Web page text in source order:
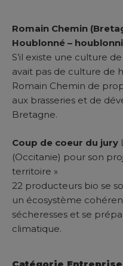
Romain Chemin
Houblonné –
S’il existe une culture
avait pas de culture de
Romain Chemin de
aux brasseries et de
Bretagne.
Coup de coeur du jury
(Occitanie) pour son
territoire »
22 producteurs bio se
un écosystème
sécheresses et se
climatique.